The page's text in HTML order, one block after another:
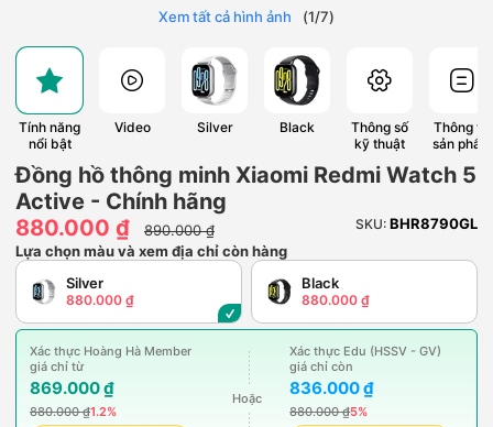
Xem tất cả hình ảnh (1/7)
Tính năng
nổi bật
Video Silver Black
Thông số
kỹ thuật
Thông tin
sản phẩm
Đồng hồ thông minh Xiaomi Redmi Watch 5
Active - Chính hãng
880.000 ₫
890.000 ₫ SKU: BHR8790GL
Lựa chọn màu và xem địa chỉ còn hàng
Silver
880.000 ₫
Black
880.000 ₫
Xác thực Hoàng Hà Member
giá chỉ từ
869.000 ₫
880.000 ₫1.2%
Hoặc
Xác thực Edu (HSSV - GV)
giá chỉ còn
836.000 ₫
880.000 ₫5%